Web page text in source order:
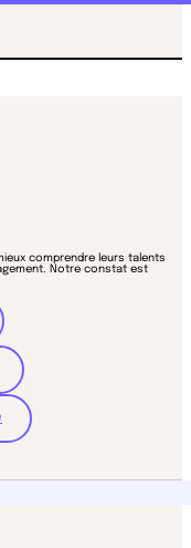
comprendre leurs talents
Notre constat est